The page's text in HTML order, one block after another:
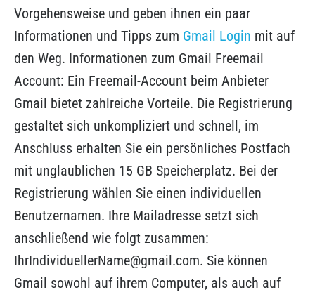
Vorgehensweise und geben ihnen ein paar
Informationen und Tipps zum Gmail Login mit auf
den Weg. Informationen zum Gmail Freemail
Account: Ein Freemail-Account beim Anbieter
Gmail bietet zahlreiche Vorteile. Die Registrierung
gestaltet sich unkompliziert und schnell, im
Anschluss erhalten Sie ein persönliches Postfach
mit unglaublichen 15 GB Speicherplatz. Bei der
Registrierung wählen Sie einen individuellen
Benutzernamen. Ihre Mailadresse setzt sich
anschließend wie folgt zusammen:
IhrIndividuellerName@gmail.com. Sie können
Gmail sowohl auf ihrem Computer, als auch auf